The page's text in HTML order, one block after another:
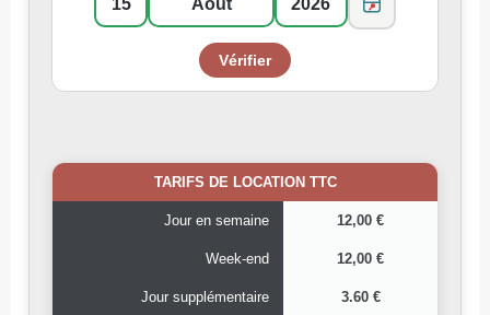
TARIFS DE LOCATION TTC
Jour en semaine 12,00 €
Week-end 12,00 €
Jour supplémentaire 3.60 €